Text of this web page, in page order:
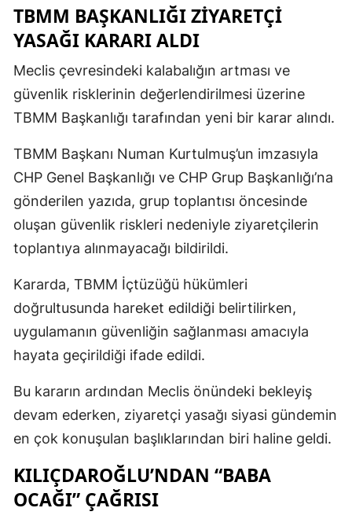
TBMM BAŞKANLIĞI ZIYARETÇI
YASAĞI KARARI ALDI
Meclis çevresindeki kalabalığın artması ve
güvenlik risklerinin değerlendirilmesi üzerine
TBMM Başkanlığı tarafından yeni bir karar alındı.
TBMM Başkanı Numan Kurtulmuş’un imzasıyla
CHP Genel Başkanlığı ve CHP Grup Başkanlığı’na
gönderilen yazıda, grup toplantısı öncesinde
oluşan güvenlik riskleri nedeniyle ziyaretçilerin
toplantıya alınmayacağı bildirildi.
Kararda, TBMM İçtüzüğü hükümleri
doğrultusunda hareket edildiği belirtilirken,
uygulamanın güvenliğin sağlanması amacıyla
hayata geçirildiği ifade edildi.
Bu kararın ardından Meclis önündeki bekleyiş
devam ederken, ziyaretçi yasağı siyasi gündemin
en çok konuşulan başlıklarından biri haline geldi.
KILIÇDAROĞLU’NDAN “BABA
OCAĞI” ÇAĞRISI